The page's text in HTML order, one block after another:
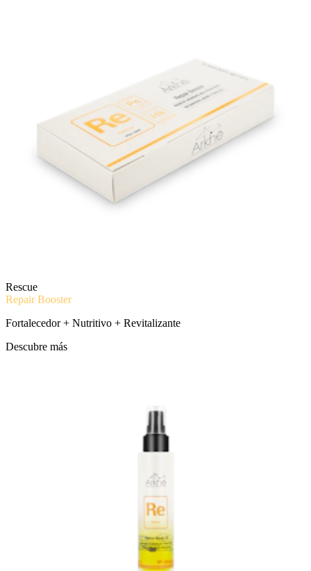
Rescue
Repair Booster
Fortalecedor + Nutritivo + Revitalizante
Descubre más